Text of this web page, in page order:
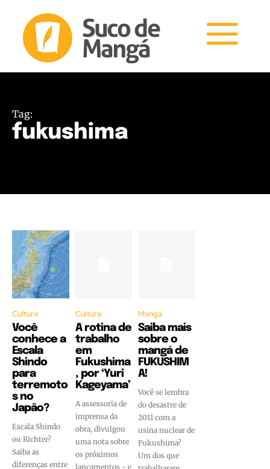
Tag:
fukushima
Cultura
Você
conhece a
Escala
Shindo
para
terremoto
s no
Japão?
Escala Shindo
ou Richter?
Saiba as
diferenças entre
Cultura
A rotina de
trabalho
em
Fukushima
, por ‘Yuri
Kageyama’
A assessoria de
imprensa da
obra, divulgou
uma nota sobre
os próximos
lançamentos - e
Mangá
Saiba mais
sobre o
mangá de
FUKUSHIM
A!
Você se lembra
do desastre de
2011 com a
usina nuclear de
Fukushima?
Um dos que